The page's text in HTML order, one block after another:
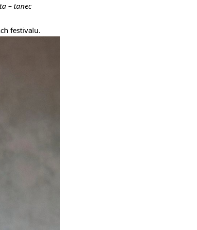
– tanec
festivalu.